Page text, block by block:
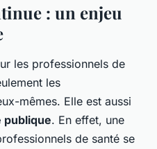
: un enjeu
les professionnels de
les
mêmes. Elle est aussi
publique. En effet, une
de santé se